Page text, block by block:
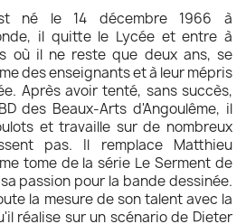
né le 14 décembre 1966 à
il quitte le Lycée et entre à
où il ne reste que deux ans, se
des enseignants et à leur mépris
Après avoir tenté, sans succès,
des Beaux-Arts d'Angoulême, il
et travaille sur de nombreux
pas. Il remplace Matthieu
tome de la série Le Serment de
passion pour la bande dessinée.
la mesure de son talent avec la
réalise sur un scénario de Dieter